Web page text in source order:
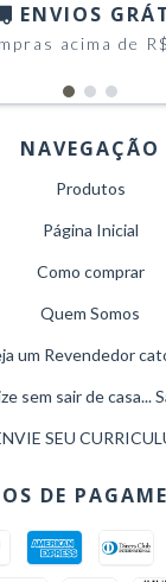
ENVIOS
acima de
NAVEGAÇÃO
Produtos
Página Inicial
Como comprar
Quem Somos
um Revendedor
sem sair de casa...
SEU
DE